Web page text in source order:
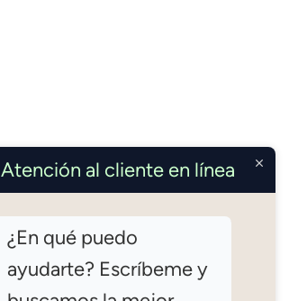
Atención al cliente en línea
¿En qué puedo
ayudarte? Escríbeme y